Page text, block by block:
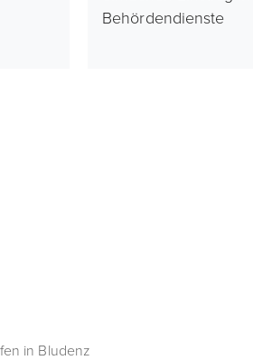
Behördendienste
in Bludenz